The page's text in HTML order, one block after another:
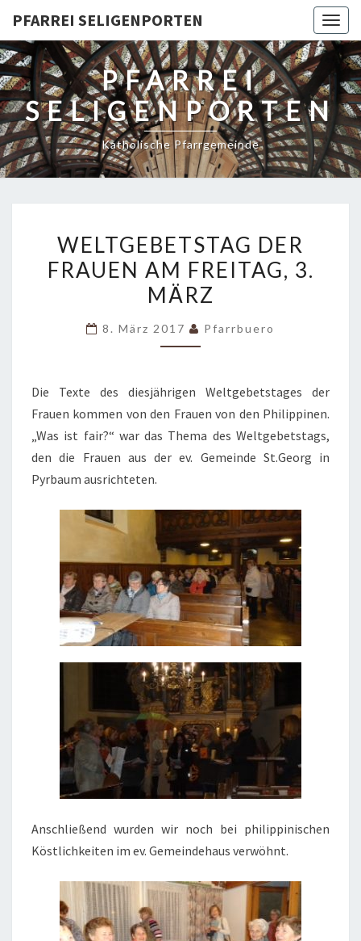
PFARREI SELIGENPORTEN
PFARREI
SELIGENPORTEN
Katholische Pfarrgemeinde
DER
FRAUEN
AM
3.
WELTGEBETSTAG DER
FRAUEN AM FREITAG, 3.
MÄRZ
8. März 2017 Pfarrbuero
Die Texte des diesjährigen Weltgebetstages der
Frauen kommen von den Frauen von den Philippinen.
„Was ist fair?“ war das Thema des Weltgebetstags,
den die Frauen aus der ev. Gemeinde St.Georg in
Pyrbaum ausrichteten.
Anschließend wurden wir noch bei philippinischen
Köstlichkeiten im ev. Gemeindehaus verwöhnt.